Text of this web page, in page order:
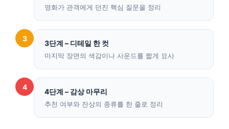
영화가 관객에게 던진 핵심 질문을 정리
3
3단계 – 디테일 한 컷
마지막 장면의 색감이나 사운드를 짧게 묘사
4
4단계 – 감상 마무리
추천 여부와 잔상의 종류를 한 줄로 정리